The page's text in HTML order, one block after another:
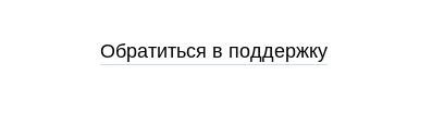
Обратиться в поддержку